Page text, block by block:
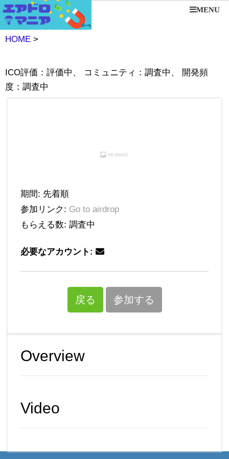
MENU
HOME >
ICO評価：評価中、 コミュニティ：調査中、 開発頻
度：調査中
期間: 先着順
参加リンク: Go to airdrop
もらえる数: 調査中
必要なアカウント:
戻る 参加する
Overview
Video